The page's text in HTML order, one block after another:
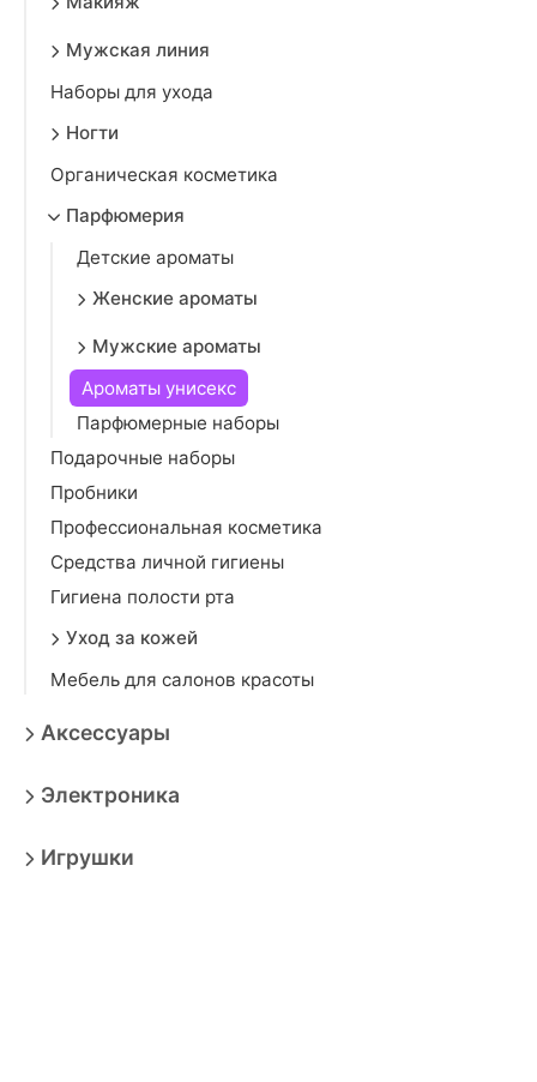
Мужская линия
Наборы для ухода
Ногти
Органическая косметика
Парфюмерия
Детские ароматы
Женские ароматы
Мужские ароматы
Ароматы унисекс
Парфюмерные наборы
Подарочные наборы
Пробники
Профессиональная косметика
Средства личной гигиены
Гигиена полости рта
Уход за кожей
Мебель для салонов красоты
Аксессуары
Электроника
Игрушки